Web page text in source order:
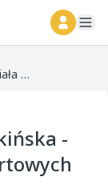
Kapusta młoda biała i pekińska - jakie ceny na rynkach hurtowych
-